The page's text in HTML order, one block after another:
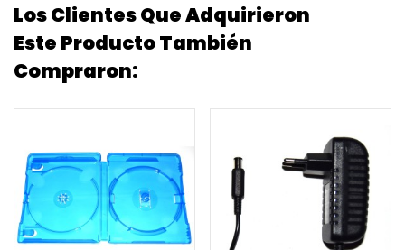
Los Clientes Que Adquirieron
Este Producto También
Compraron: